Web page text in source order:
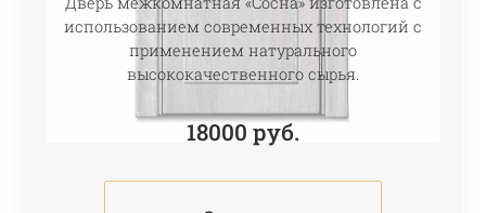
использованием современных технологий с
применением натурального
высококачественного сырья.
18000 руб.